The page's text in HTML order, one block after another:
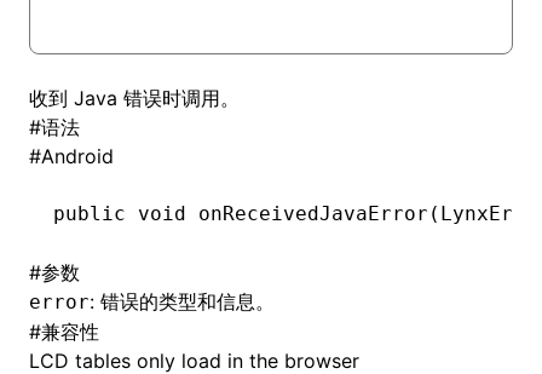
收到 Java 错误时调用。
#语法
#Android
public void onReceivedJavaError(
#参数
error: 错误的类型和信息。
#兼容性
LCD tables only load in the browser